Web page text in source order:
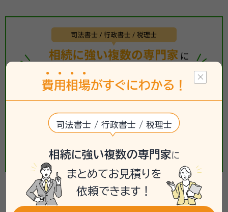
【相続手続き】の相談事例
費用 相場がすぐにわかる！
司法書士 / 行政書士 / 税理士
相続に強い複数の専門家に
まとめてお見積りを
依頼できます！